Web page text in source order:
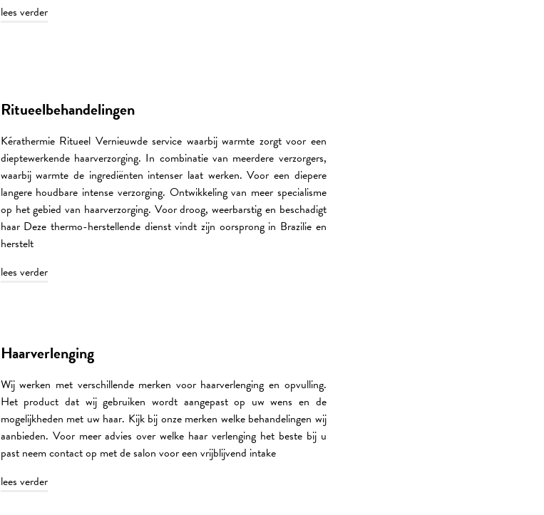
Haar analyse
Ritueelbehandelingen
Kleuren
Haarverlenging
Overzicht
L’Oréal
Kérastase
Shu Uemura
NIEUWS
FOTOGALERIJ
Instagram
Facebook
HCF
HCF 2018
PRIJZEN
lees verder
Ritueelbehandelingen
Kérathermie Ritueel Vernieuwde service waarbij warmte zorgt voor een
dieptewerkende haarverzorging. In combinatie van meerdere verzorgers,
waarbij warmte de ingrediënten intenser laat werken. Voor een diepere
langere houdbare intense verzorging. Ontwikkeling van meer specialisme
op het gebied van haarverzorging. Voor droog, weerbarstig en beschadigt
haar Deze thermo-herstellende dienst vindt zijn oorsprong in Brazilie en
herstelt
lees verder
Haarverlenging
Wij werken met verschillende merken voor haarverlenging en opvulling.
Het product dat wij gebruiken wordt aangepast op uw wens en de
mogelijkheden met uw haar. Kijk bij onze merken welke behandelingen wij
aanbieden. Voor meer advies over welke haar verlenging het beste bij u
past neem contact op met de salon voor een vrijblijvend intake
lees verder